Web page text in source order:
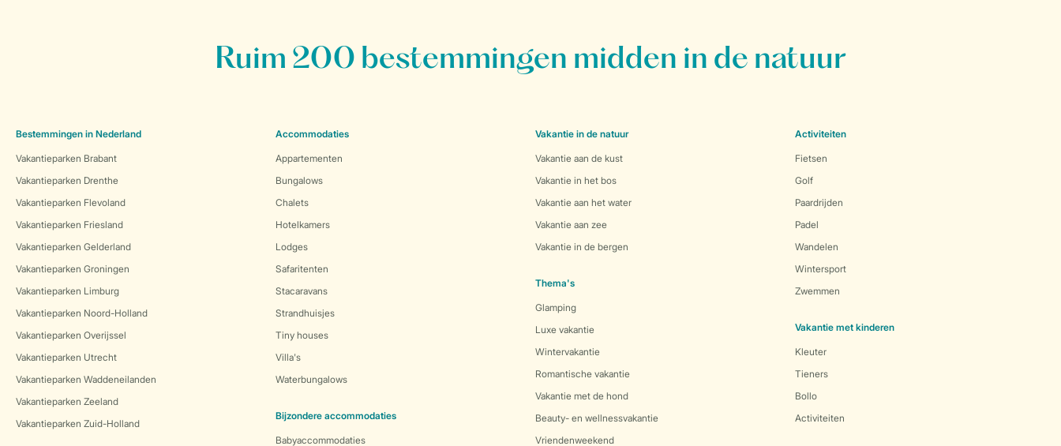
Ruim 200 bestemmingen midden in de natuur
Bestemmingen in Nederland
Vakantieparken Brabant
Vakantieparken Drenthe
Vakantieparken Flevoland
Vakantieparken Friesland
Vakantieparken Gelderland
Vakantieparken Groningen
Vakantieparken Limburg
Vakantieparken Noord-Holland
Vakantieparken Overijssel
Vakantieparken Utrecht
Vakantieparken Waddeneilanden
Vakantieparken Zeeland
Vakantieparken Zuid-Holland
Accommodaties
Appartementen
Bungalows
Chalets
Hotelkamers
Lodges
Safaritenten
Stacaravans
Strandhuisjes
Tiny houses
Villa's
Waterbungalows
Bijzondere accommodaties
Babyaccommodaties
Vakantie in de natuur
Vakantie aan de kust
Vakantie in het bos
Vakantie aan het water
Vakantie aan zee
Vakantie in de bergen
Thema's
Glamping
Luxe vakantie
Wintervakantie
Romantische vakantie
Vakantie met de hond
Beauty- en wellnessvakantie
Vriendenweekend
Activiteiten
Fietsen
Golf
Paardrijden
Padel
Wandelen
Wintersport
Zwemmen
Vakantie met kinderen
Kleuter
Tieners
Bollo
Activiteiten